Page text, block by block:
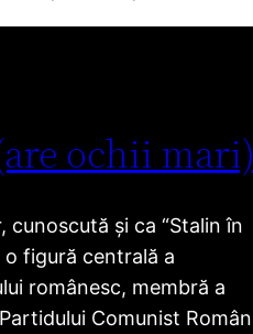
ochii mari)
cunoscută și ca “Stalin în
o figură centrală a
românesc, membră a
Comunist Român